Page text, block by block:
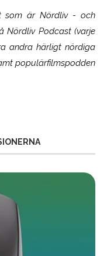
som ärNördliv- och
Nördliv Podcast (varje
andra härligt nördiga
populärfilmspodden